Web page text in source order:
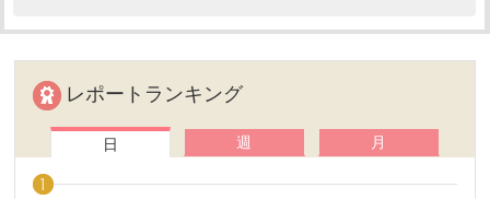
レポートランキング
日 週 月